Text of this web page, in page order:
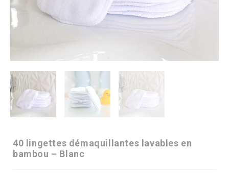
40 lingettes démaquillantes lavables en
bambou – Blanc